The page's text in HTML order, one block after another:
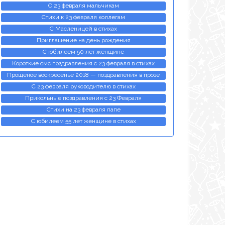
С 23 февраля мальчикам
Стихи к 23 февраля коллегам
С Масленицей в стихах
Приглашение на день рождения
С юбилеем 50 лет женщине
Короткие смс поздравления с 23 февраля в стихах
Прощеное воскресенье 2018 — поздравления в прозе
С 23 февраля руководителю в стихах
Прикольные поздравления с 23 Февраля
Стихи на 23 февраля папе
С юбилеем 55 лет женщине в стихах